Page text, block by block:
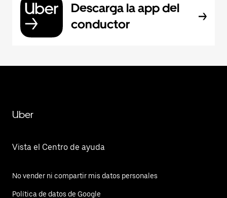
Descarga la app del
conductor
Uber
Vista el Centro de ayuda
No vender ni compartir mis datos personales
Política de datos de Google